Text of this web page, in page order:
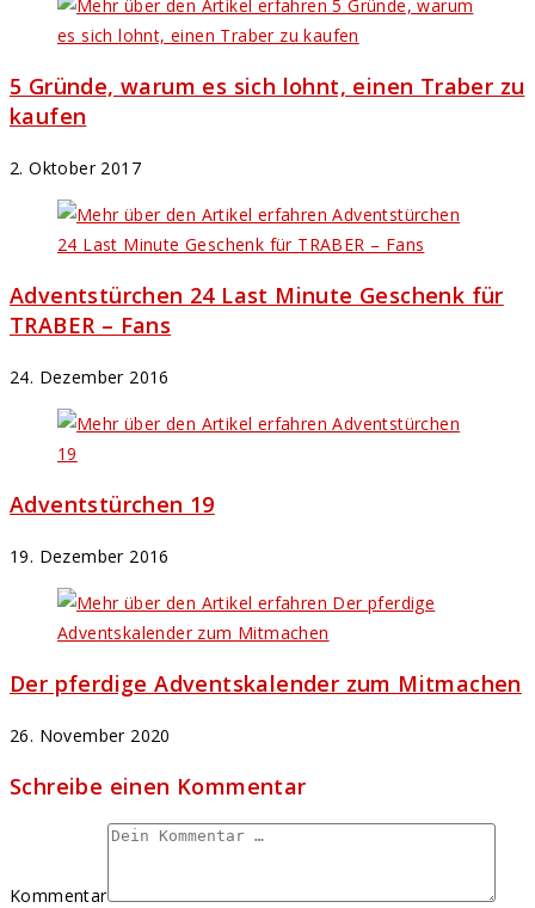
5 Gründe, warum es sich lohnt, einen Traber zu
kaufen
2. Oktober 2017
Adventstürchen 24 Last Minute Geschenk für
TRABER – Fans
24. Dezember 2016
Adventstürchen 19
19. Dezember 2016
Der pferdige Adventskalender zum Mitmachen
26. November 2020
Schreibe einen Kommentar
Kommentar